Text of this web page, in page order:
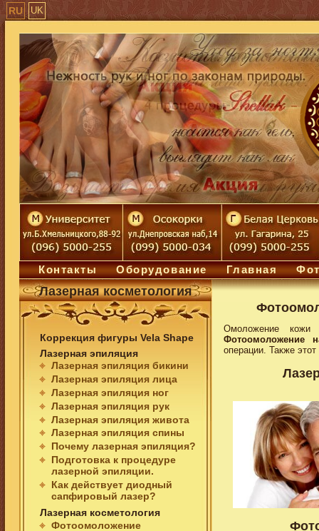
RU UK
Контакты Оборудование Главная
Лазерная косметология
Коррекция фигуры Vela Shape
Лазерная эпиляция
Лазерная эпиляция бикини
Лазерная эпиляция лица
Лазерная эпиляция ног
Лазерная эпиляция рук
Лазерная эпиляция живота
Лазерная эпиляция спины
Почему лазерная эпиляция?
Подготовка к процедуре
лазерной эпиляции.
Как действует диодный
сапфировый лазер?
Лазерная косметология
Фотоомоложение
Омоложение кожи
Фотоомоложение
операции. Также